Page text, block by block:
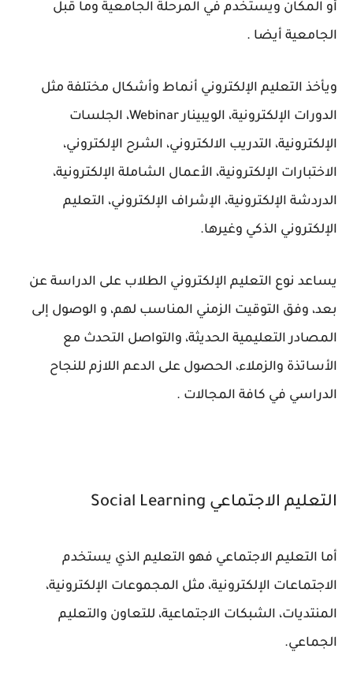
أو المكان ويستخدم في المرحلة الجامعية وما قبل
الجامعية أيضا .
ويأخذ التعليم الإلكتروني أنماط وأشكال مختلفة مثل
الدورات الإلكترونية، الويبينار Webinar، الجلسات
الإلكترونية، التدريب الالكتروني، الشرح الإلكتروني،
الاختبارات الإلكترونية، الأعمال الشاملة الإلكترونية،
الدردشة الإلكترونية، الإشراف الإلكتروني، التعليم
الإلكتروني الذكي وغيرها.
يساعد نوع التعليم الإلكتروني الطلاب على الدراسة عن
بعد، وفق التوقيت الزمني المناسب لهم، و الوصول إلى
المصادر التعليمية الحديثة، والتواصل التحدث مع
الأساتذة والزملاء، الحصول على الدعم اللازم للنجاح
الدراسي في كافة المجالات .
التعليم الاجتماعي Social Learning
أما التعليم الاجتماعي فهو التعليم الذي يستخدم
الاجتماعات الإلكترونية، مثل المجموعات الإلكترونية،
المنتديات، الشبكات الاجتماعية، للتعاون والتعليم
الجماعي.